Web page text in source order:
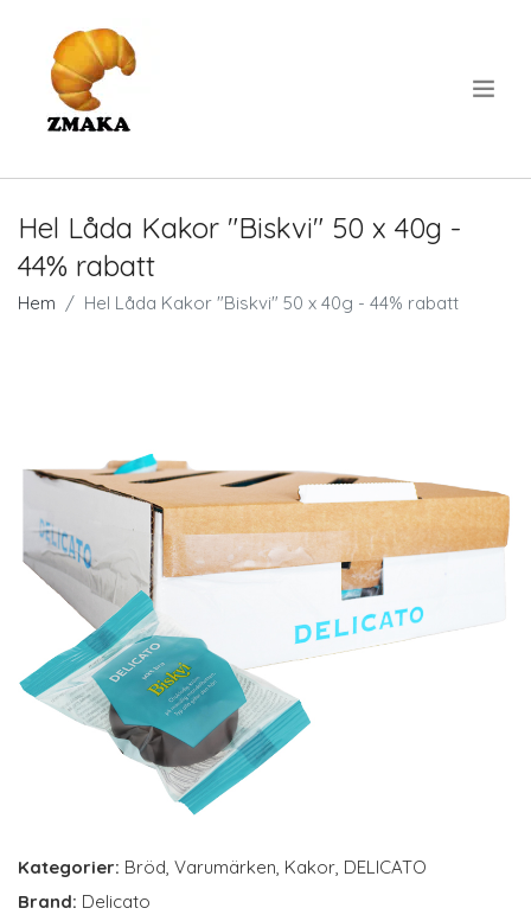
Hel Låda Kakor "Biskvi" 50 x 40g -
44% rabatt
Hem Hel Låda Kakor "Biskvi" 50 x 40g - 44% rabatt
Kategorier: Bröd, Varumärken, Kakor, DELICATO
Brand: Delicato